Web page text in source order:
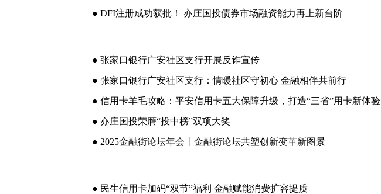
● DFI注册成功获批！ 亦庄国投债券市场融资能力再上新台阶
● 张家口银行广安社区支行开展反诈宣传
● 张家口银行广安社区支行：情暖社区守初心 金融相伴共前行
● 信用卡羊毛攻略：平安信用卡五大保障升级，打造“三省”用卡新体验
● 亦庄国投荣膺“投中榜”双项大奖
● 2025金融街论坛年会丨金融街论坛共塑创新变革新图景
● 民生信用卡加码“双节”福利 金融赋能消费扩容提质